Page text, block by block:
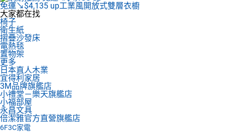
免運↘$4,135 up工業風開放式雙層衣櫥
大家都在找
椅子
衛生紙
摺疊沙發床
電熱毯
置物架
更多
日本直人木業
宜得利家居
3M品牌旗艦店
小禮堂－樂天旗艦店
小福部屋
永昌文具
倍潔雅官方直營旗艦店
6F3C家電